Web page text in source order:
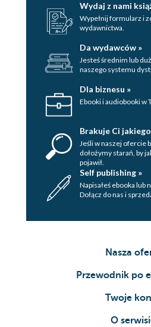
Wydaj z nami
Wypełnij formularz i
wydawnictwa.
Da wydawców »
Jesteś średnim lub
naszego systemu
Dla biznesu »
Ebooki i audiobooki w
Brakuje Ci
Jeśli w naszej ofercie
dołożymy starań, by
pojawił.
Self publishing »
Napisałeś ebooka lub
Dołącz do nas i
Nasza
Przewodnik po
Twoje
O